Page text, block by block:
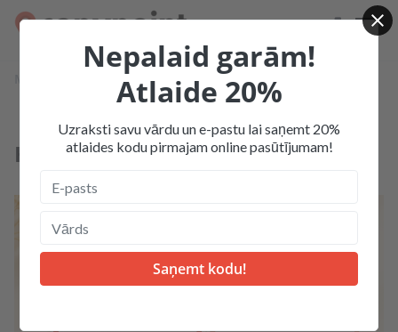
Produkcija
Uzlīmes, stikeri
Hello my name is (uzlīmes)
Hello my name is (uzlīmes)
Nepalaid garām!
Atlaide 20%
Uzraksti savu vārdu un e-pastu lai saņemt 20%
atlaides kodu pirmajam online pasūtījumam!